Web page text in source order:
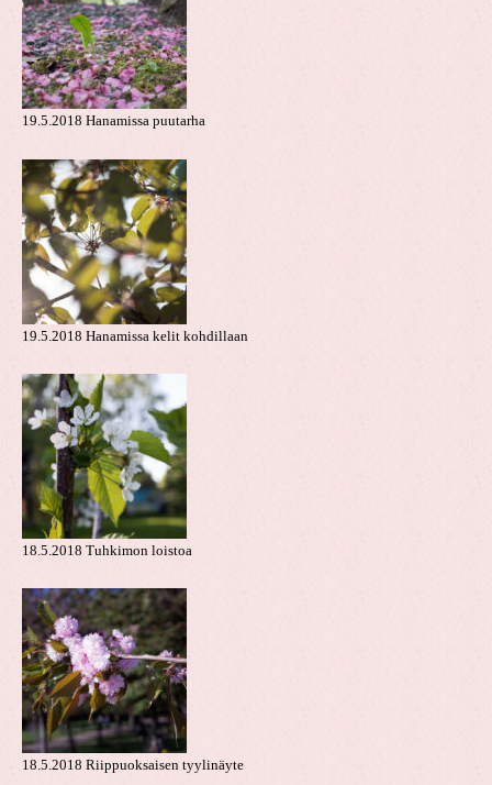
19.5.2018 Hanamissa puutarha
19.5.2018 Hanamissa kelit kohdillaan
18.5.2018 Tuhkimon loistoa
18.5.2018 Riippuoksaisen tyylinäyte